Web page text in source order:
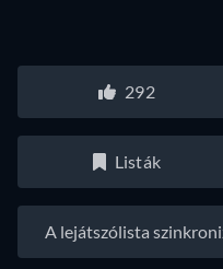
292
Listák
A lejátszólista